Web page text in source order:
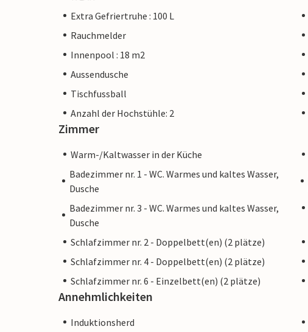
Extra Gefriertruhe : 100 L
Rauchmelder
Innenpool : 18 m2
Aussendusche
Tischfussball
Anzahl der Hochstühle: 2
Zimmer
Warm-/Kaltwasser in der Küche
Badezimmer nr. 1 - WC. Warmes und kaltes Wasser,
Dusche
Badezimmer nr. 3 - WC. Warmes und kaltes Wasser,
Dusche
Schlafzimmer nr. 2 - Doppelbett(en) (2 plätze)
Schlafzimmer nr. 4 - Doppelbett(en) (2 plätze)
Schlafzimmer nr. 6 - Einzelbett(en) (2 plätze)
Annehmlichkeiten
Induktionsherd